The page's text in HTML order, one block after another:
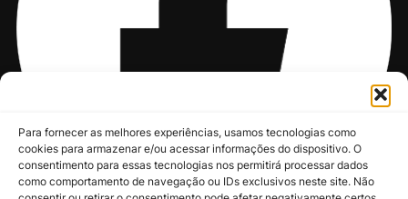
Para fornecer as melhores experiências, usamos tecnologias como
cookies para armazenar e/ou acessar informações do dispositivo. O
consentimento para essas tecnologias nos permitirá processar dados
como comportamento de navegação ou IDs exclusivos neste site. Não